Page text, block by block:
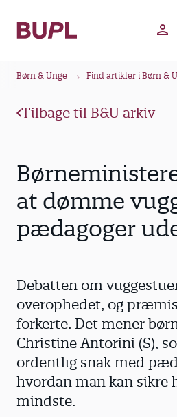
Børn & Unge Find artikler i Børn &
Tilbage til B&U arkiv
at dømme
pædagoger
Debatten om
overophedet, og
forkerte. Det mener
Christine Antorini (S),
ordentlig snak med
hvordan man kan sikre
mindste.